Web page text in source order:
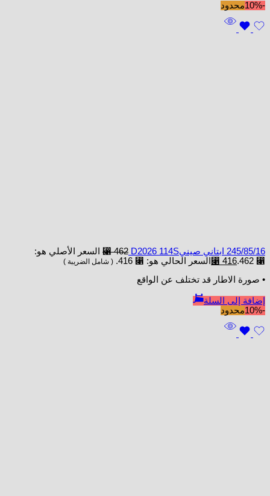
-10% محدود
245/85/16 ابتاني صينيD2026 114S ⃁462
السعر الأصلي هو:
⃁ 462.
⃁ 416 السعر الحالي هو: ⃁ 416. ( شامل الضريبة )
• صورة الاطار قد تختلف عن الواقع
إضافة إلى السلة
-10%
محدود